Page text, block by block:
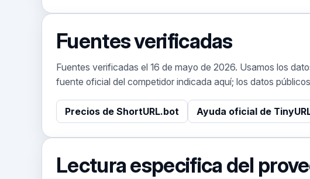
Fuentes verificadas
Fuentes verificadas el 16 de mayo de 2026. Usamos los
fuente oficial del competidor indicada aquí; los datos
Precios de ShortURL.bot Ayuda oficial de
Lectura especifica del